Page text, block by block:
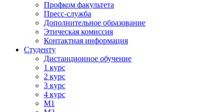
Профком факультета
Пресс-служба
Дополнительное образование
Этическая комиссия
Контактная информация
Студенту
Дистанционное обучение
1 курс
2 курс
3 курс
4 курс
М1